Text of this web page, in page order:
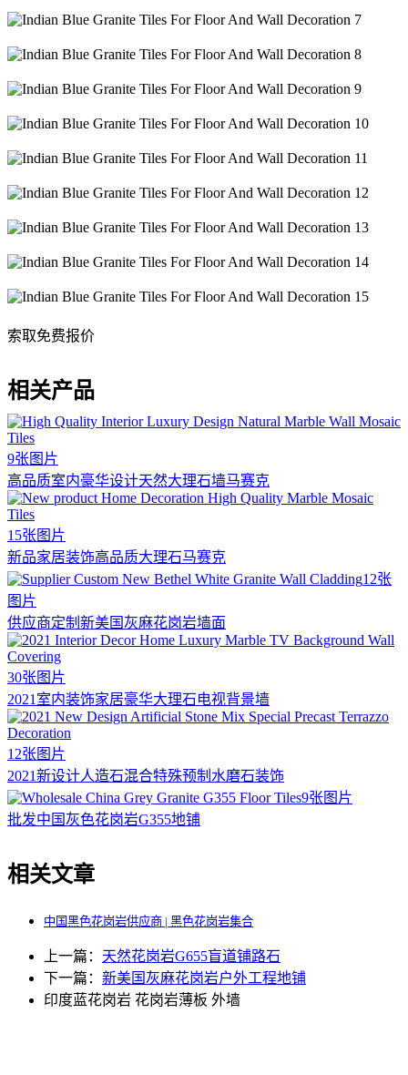
索取免费报价
相关产品
9张图片
高品质室内豪华设计天然大理石墙马赛克
15张图片
新品家居装饰高品质大理石马赛克
12张
图片
供应商定制新美国灰麻花岗岩墙面
30张图片
2021室内装饰家居豪华大理石电视背景墙
12张图片
2021新设计人造石混合特殊预制水磨石装饰
9张图片
批发中国灰色花岗岩G355地铺
相关文章
中国黑色花岗岩供应商 | 黑色花岗岩集合
上一篇： 天然花岗岩G655盲道铺路石
下一篇： 新美国灰麻花岗岩户外工程地铺
印度蓝花岗岩 花岗岩薄板 外墙